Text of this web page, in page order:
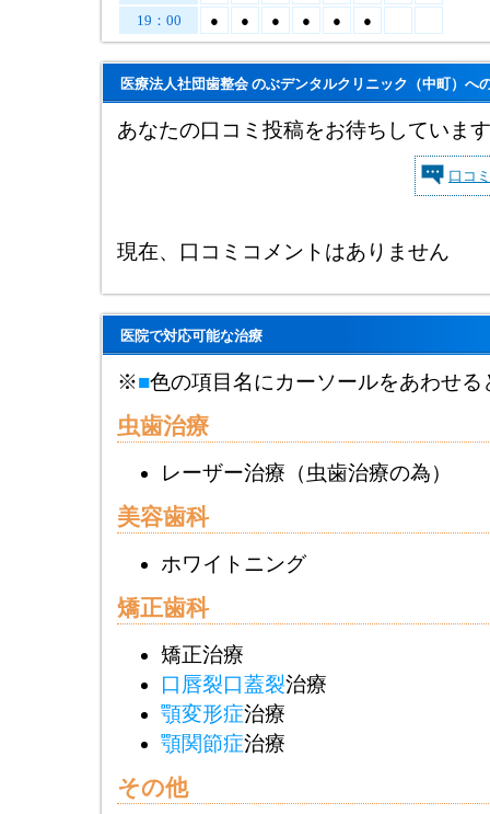
19：00
● ● ● ● ● ●
医療法人社団歯整会 のぶデンタルクリニック（中町）へ
あなたの口コミ投稿をお待ちしています
口コ
現在、口コミコメントはありません
医院で対応可能な治療
※■色の項目名にカーソールをあわせ
虫歯治療
レーザー治療（虫歯治療の為）
美容歯科
ホワイトニング
矯正歯科
矯正治療
口唇裂口蓋裂治療
顎変形症治療
顎関節症治療
その他